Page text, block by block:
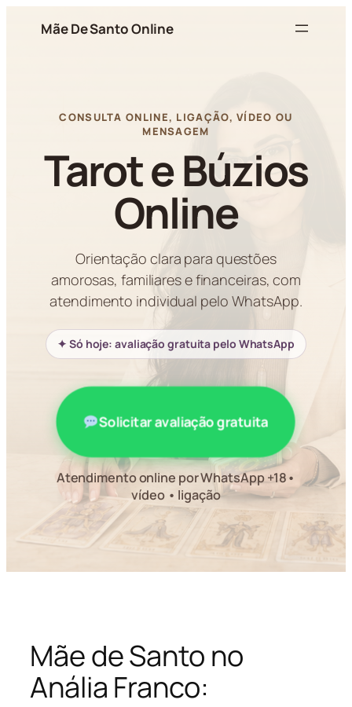
Mãe De Santo Online
CONSULTA ONLINE, LIGAÇÃO, VÍDEO OU
MENSAGEM
Tarot e Búzios
Online
Orientação clara para questões
amorosas, familiares e financeiras, com
atendimento individual pelo WhatsApp.
✦ Só hoje: avaliação gratuita pelo WhatsApp
Solicitar avaliação gratuita
Atendimento online por WhatsApp +18•
vídeo • ligação
Mãe de Santo no
Anália Franco: